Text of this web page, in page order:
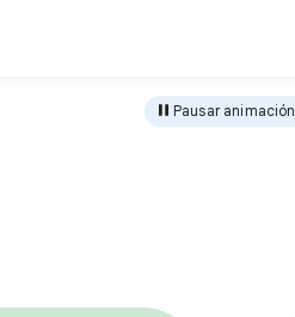
Pausar animación